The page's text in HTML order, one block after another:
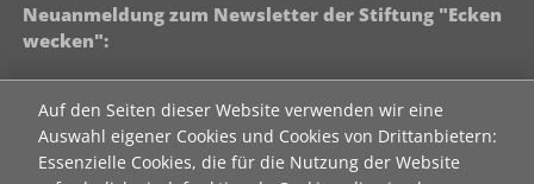
Auf den Seiten dieser Website verwenden wir eine
Auswahl eigener Cookies und Cookies von Drittanbietern:
Essenzielle Cookies, die für die Nutzung der Website
Neuanmeldung zum Newsletter der Stiftung "Ecken
wecken":
Contact 1
Anrede